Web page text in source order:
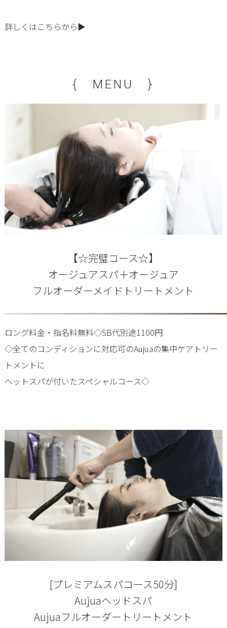
詳しくはこちらから▶
{ MENU }
【☆完璧コース☆】
オージュアスパ＋オージュア
フルオーダーメイドトリートメント
ロング料金・指名料無料◇SB代別途1100円
◇全てのコンディションに対応可のAujuaの集中ケアトリー
トメントに
ヘットスパが付いたスペシャルコース◇
[プレミアムスパコース50分]
Aujuaヘッドスパ
Aujuaフルオーダートリートメント